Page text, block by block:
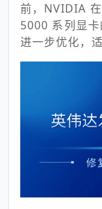
前，NVIDIA
5000 系列显
进一步优化，